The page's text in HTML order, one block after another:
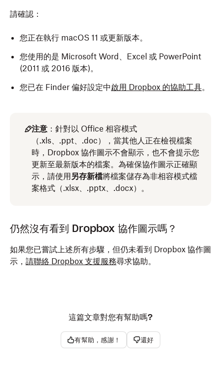
請確認：
您正在執行 macOS 11 或更新版本。
您使用的是 Microsoft Word、Excel 或 PowerPoint
(2011 或 2016 版本)。
您已在 Finder 偏好設定中啟用 Dropbox 的協助工具。
注意 ：針對以 Office 相容模式
（.xls、.ppt、.doc），當其他人正在檢視檔案
時，Dropbox 協作圖示不會顯示，也不會提示您
更新至最新版本的檔案。為確保協作圖示正確顯
示，請使用另存新檔將檔案儲存為非相容模式檔
案格式（.xlsx、.pptx、.docx）。
仍然沒有看到 Dropbox 協作圖示嗎？
如果您已嘗試上述所有步驟，但仍未看到 Dropbox 協作圖
示， 請聯絡 Dropbox 支援服務尋求協助。
這篇文章對您有幫助嗎?
有幫助，感謝！ 還好